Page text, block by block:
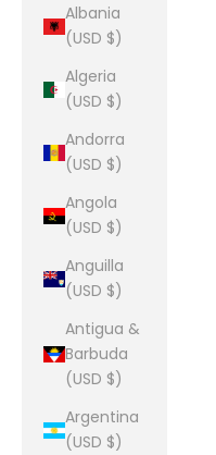
Albania
(USD $)
Algeria
(USD $)
Andorra
(USD $)
Angola
(USD $)
Anguilla
(USD $)
Antigua &
Barbuda
(USD $)
Argentina
(USD $)